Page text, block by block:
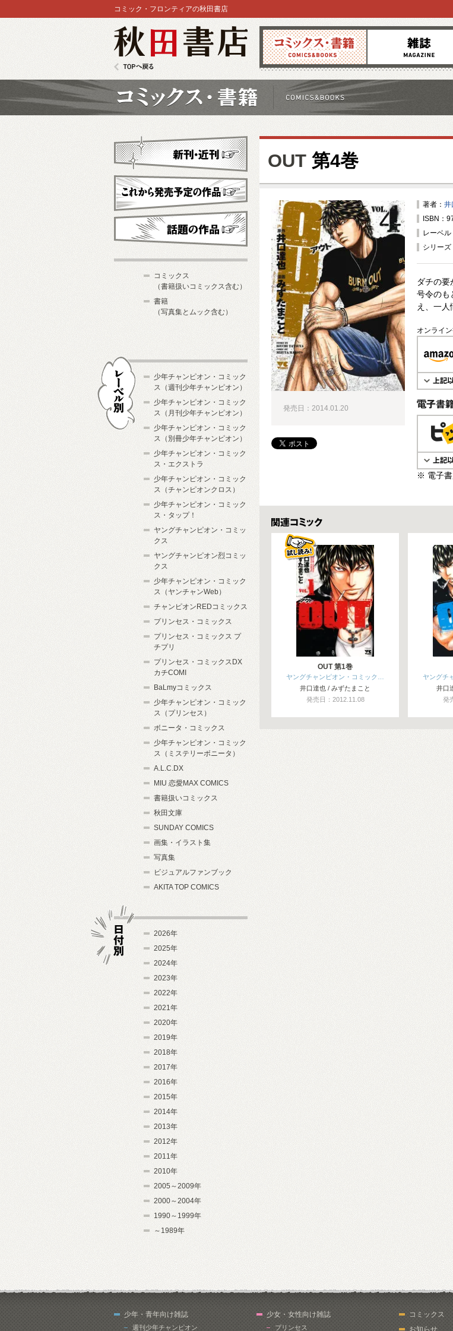
コミックス 雑誌
コミック・フロンティアの秋田書店
OUT 第4巻
著者： 井
ISBN：
レーベル
シリーズ
ダチの
号令のも
え、一
オンライ
電子書籍
※ 電子書
発売日：2014.01.20
関連コミックス
OUT 第1巻
ヤングチャンピオン・コミック…
井口達也 / みずたまこと
発売日：2012.11.08
ヤングチ
井口
発
新刊・近刊
これから発売予定
コミックス
（書籍扱いコミックス含む）
書籍
（写真集とムック含む）
少年チャンピオン・コミック
ス（週刊少年チャンピオン）
少年チャンピオン・コミック
ス（月刊少年チャンピオン）
少年チャンピオン・コミック
ス（別冊少年チャンピオン）
少年チャンピオン・コミック
ス・エクストラ
少年チャンピオン・コミック
ス（チャンピオンクロス）
少年チャンピオン・コミック
ス・タップ！
ヤングチャンピオン・コミッ
クス
ヤングチャンピオン烈コミッ
クス
少年チャンピオン・コミック
ス（ヤンチャンWeb）
チャンピオンREDコミックス
プリンセス・コミックス
プリンセス・コミックス プ
チプリ
プリンセス・コミックスDX
カチCOMI
BaLmyコミックス
少年チャンピオン・コミック
ス（プリンセス）
ボニータ・コミックス
少年チャンピオン・コミック
ス（ミステリーボニータ）
A.L.C.DX
MIU 恋愛MAX COMICS
書籍扱いコミックス
秋田文庫
SUNDAY COMICS
画集・イラスト集
写真集
ビジュアルファンブック
AKITA TOP COMICS
2026年
2025年
2024年
2023年
2022年
2021年
2020年
2019年
2018年
2017年
2016年
2015年
2014年
2013年
2012年
2011年
2010年
2005～2009年
2000～2004年
1990～1999年
～1989年
少年・青年向け雑誌
週刊少年チャンピオン
少女・女性向け雑誌
プリンセス
コミックス
お知らせ